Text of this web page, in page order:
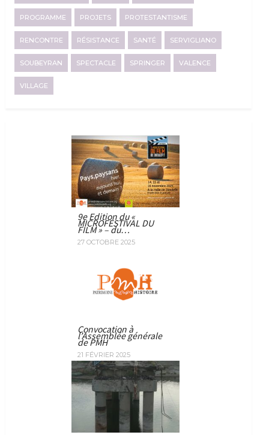
PROGRAMME PROJETS PROTESTANTISME
RENCONTRE RÉSISTANCE SANTÉ SERVIGLIANO
SOUBEYRAN SPECTACLE SPRINGER VALENCE
VILLAGE
9e Edition du «
MICROFESTIVAL DU
FILM » – du…
27 OCTOBRE 2025
Convocation à
l’Assemblée générale
de PMH
21 FÉVRIER 2025